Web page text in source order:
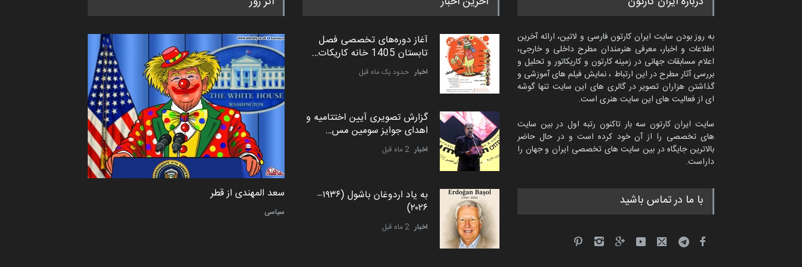
مسابقۀ بین‌المللی کارتون و
کاریکاتور «البغلی…
مهلت 3 ماه دیگر
جشنواره بین‌المللی کارتون مدارس
پرتغال، ۲۰۲۷
به روز بودن سایت ایران کارتون فارسی و لاتین، ارائه آخرین
اطلاعات و اخبار، معرفی هنرمندان مطرح داخلی و خارجی،
اعلام مسابقات جهانی در زمینه کارتون و کاریکاتور و تحلیل و
بررسی آثار مطرح در این ارتباط ، نمایش فیلم های آموزشی و
گذاشتن هزاران تصویر در گالری های این سایت تنها گوشه
ای از فعالیت های این سایت هنری است.
سایت ایران کارتون سه بار تاکنون رتبه اول در بین سایت
های تخصصی را از آن خود کرده است و در حال حاضر
بالاترین جایگاه در بین سایت های تخصصی ایران و جهان را
داراست.
با ما در تماس باشید
آغاز دوره‌های تخصصی فصل
تابستان 1405 خانه کاریکات…
اخبار حدود یک ماه قبل
گزارش تصویری آیین اختتامیه و
اهدای جوایز سومین مس…
اخبار 2 ماه قبل
به یاد اردوغان باشول (۱۹۳۶–
۲۰۲۶)
اخبار 2 ماه قبل
سعد المهندی از قطر
سیاسی
دمیر نواک از کرواسی
کارتون
امین الحباره از عربستان سعودی
کاریکاتور